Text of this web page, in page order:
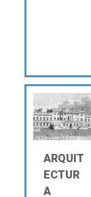
ARQUIT
ECTUR
A